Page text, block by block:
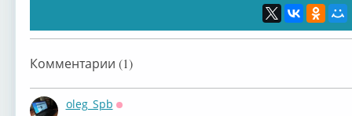
Комментарии (1)
oleg_Spb